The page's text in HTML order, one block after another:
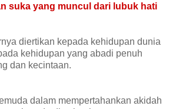
suka yang muncul dari lubuk hati
diertikan kepada kehidupan dunia
kehidupan yang abadi penuh
dan kecintaan.
dalam mempertahankan akidah